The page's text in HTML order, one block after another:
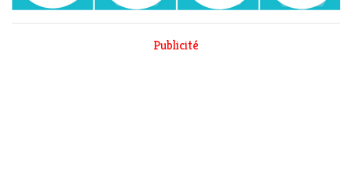
Publicité